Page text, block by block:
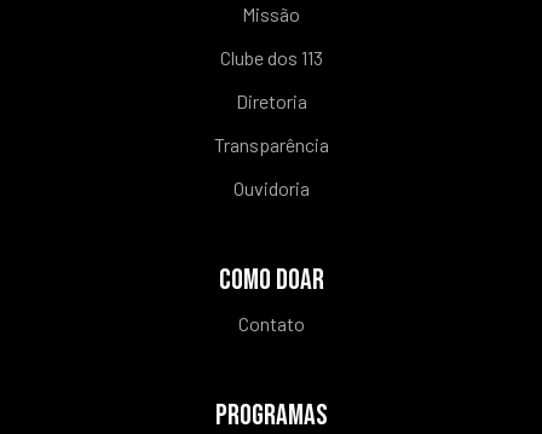
Missão
Clube dos 113
Diretoria
Transparência
Ouvidoria
COMO DOAR
Contato
PROGRAMAS